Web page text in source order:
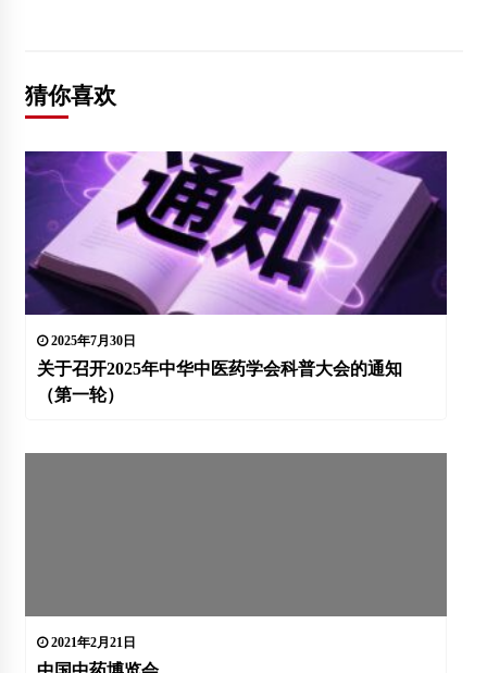
猜你喜欢
2025年7月30日
关于召开2025年中华中医药学会科普大会的通知
（第一轮）
2021年2月21日